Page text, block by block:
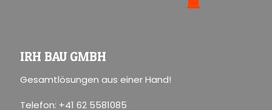
IRH BAU GMBH
Gesamtlösungen aus einer Hand!
Telefon: +41 62 5581085